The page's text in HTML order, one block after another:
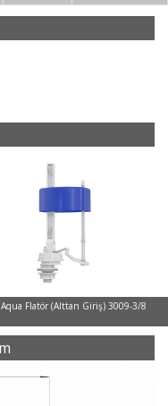
Aqua Flatör (Alttan Giriş) 3009-3/8